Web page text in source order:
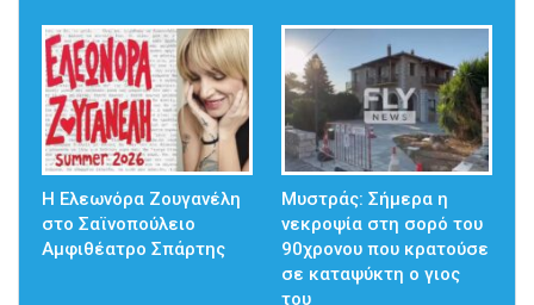
Η Ελεωνόρα Ζουγανέλη
στο Σαϊνοπούλειο
Αμφιθέατρο Σπάρτης
Mυστράς: Σήμερα η
νεκροψία στη σορό του
90χρονου που κρατούσε
σε καταψύκτη ο γιος
του